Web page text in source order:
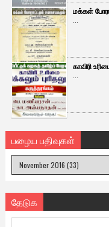
மக்கள்
...
காவிரி
...
பழைய பதிவுகள்
தேடுக